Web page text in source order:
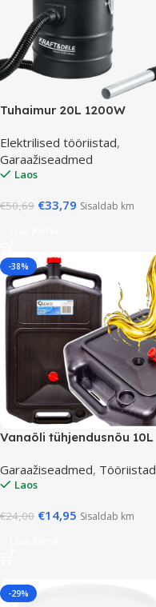
Tuhaimur 20L 1200W
Elektrilised tööriistad,
Garaažiseadmed
Laos
€50,69 €33,79 Sisaldab km
-38%
Vanaõli tühjendusnõu 10L
Garaažiseadmed, Tööriistad
Laos
€24,00 €14,95 Sisaldab km
-29%